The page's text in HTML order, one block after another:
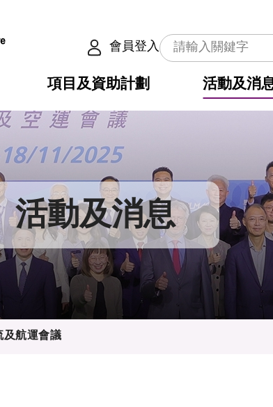
會員登入
新技術
項目及資助計劃 活動及消
活動及消息
及航運會議